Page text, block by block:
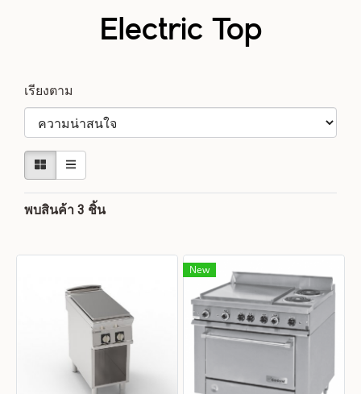
Electric Top
เรียงตาม
พบสินค้า 3 ชิ้น
New